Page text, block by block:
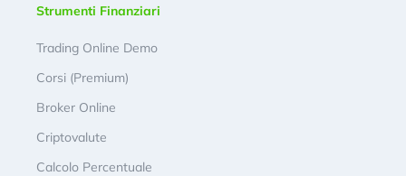
Strumenti Finanziari
Trading Online Demo
Corsi (Premium)
Broker Online
Criptovalute
Calcolo Percentuale